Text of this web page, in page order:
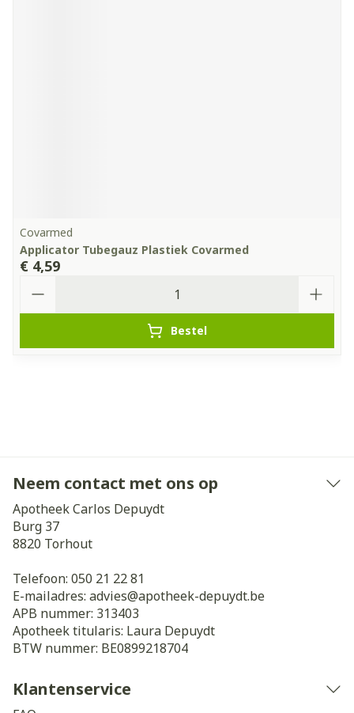
Covarmed
Applicator Tubegauz Plastiek Covarmed
€ 4,59
Bestel
Neem contact met ons op
Apotheek Carlos Depuydt
Burg 37
8820 Torhout
Telefoon: 050 21 22 81
E-mailadres: advies@apotheek-depuydt.be
APB nummer: 313403
Apotheek titularis: Laura Depuydt
BTW nummer: BE0899218704
Klantenservice